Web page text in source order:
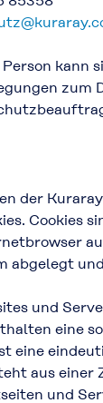
kann
zum
der
Cookies
abgelegt
und
eine
eine
aus einer
und